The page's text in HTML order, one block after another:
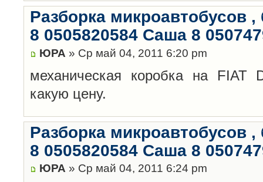
Разборка микроавтобусов
8 0505820584 Саша 8
ЮРА » Ср май 04, 2011 6:20 pm
механическая коробка на FIAT
какую цену.
Разборка микроавтобусов
8 0505820584 Саша 8
ЮРА » Ср май 04, 2011 6:24 pm